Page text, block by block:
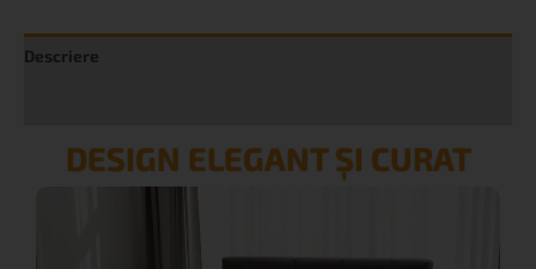
Descriere
DESIGN ELEGANT ȘI CURAT